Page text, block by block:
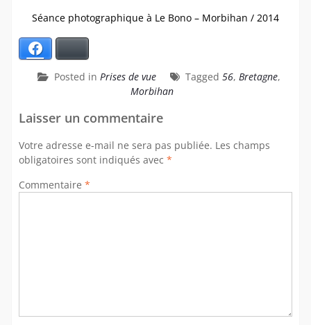
Séance photographique à Le Bono – Morbihan / 2014
Posted in Prises de vue Tagged 56, Bretagne,
Morbihan
Laisser un commentaire
Votre adresse e-mail ne sera pas publiée. Les champs
obligatoires sont indiqués avec *
Commentaire *